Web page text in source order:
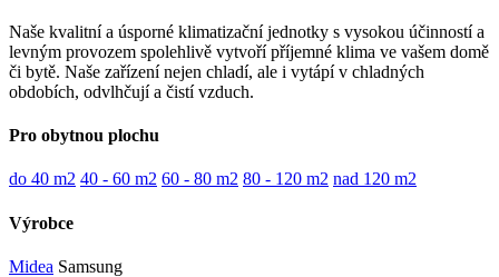
Naše kvalitní a úsporné klimatizační jednotky s vysokou účinností a
levným provozem spolehlivě vytvoří příjemné klima ve vašem domě
či bytě. Naše zařízení nejen chladí, ale i vytápí v chladných
obdobích, odvlhčují a čistí vzduch.
Pro obytnou plochu
do 40 m2 40 - 60 m2 60 - 80 m2 80 - 120 m2 nad 120 m2
Výrobce
Midea Samsung